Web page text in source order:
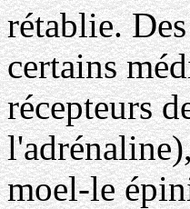
rétablie.
certains
récepteurs
moel-le